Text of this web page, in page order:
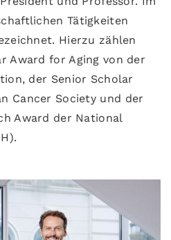
Tätigkeiten
Hierzu zählen
Award for Aging von der
der Senior Scholar
Cancer Society und der
Award der National